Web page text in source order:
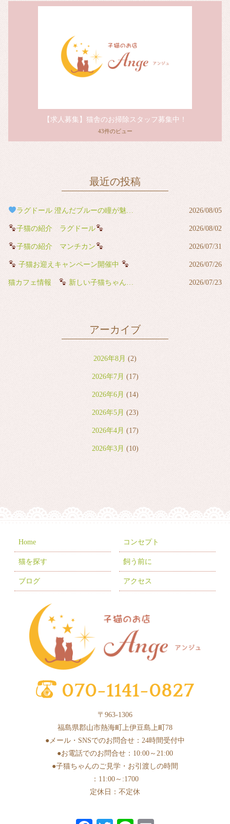
【求人募集】猫舎のお掃除スタッフ募集中！
43件のビュー
最近の投稿
ラグドール 澄んだブルーの瞳が魅力の男の子 2026/08/05
子猫の紹介 ラグドール 2026/08/02
子猫の紹介 マンチカン 2026/07/31
子猫お迎えキャンペーン開催中 2026/07/26
猫カフェ情報 新しい子猫ちゃんが猫カフェデビューしました 2026/07/23
アーカイブ
2026年8月 (2)
2026年7月 (17)
2026年6月 (14)
2026年5月 (23)
2026年4月 (17)
2026年3月 (10)
2025年11月
2025年10月(9)
2025年9月(2)
2025年6月(3)
(6)
2025年3月(11)
2025年1月 (2)
2024年10月(1)
2024年9月 (1)
2024年8月 (1)
2024年6月(3)
Home コンセプト
猫を探す 飼う前に
ブログ アクセス
〒963-1306
福島県郡山市熱海町上伊豆島上町78
●メール・SNSでのお問合せ：24時間受付中
●お電話でのお問合せ：10:00～21:00
●子猫ちゃんのご見学・お引渡しの時間
：11:00～:1700
定休日：不定休